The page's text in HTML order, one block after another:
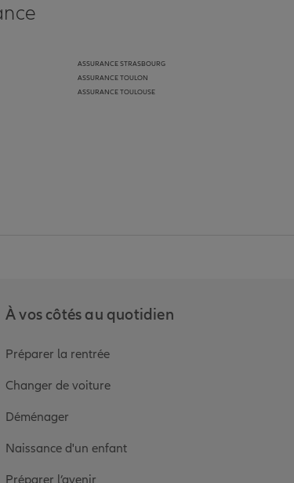
ASSURANCE STRASBOURG
ASSURANCE TOULON
ASSURANCE TOULOUSE
Allianzde Allianz
À vos côtés au quotidien
Préparer la rentrée
Changer de voiture
Déménager
Naissance d'un enfant